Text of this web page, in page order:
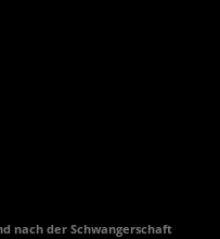
nach der Schwangerschaft